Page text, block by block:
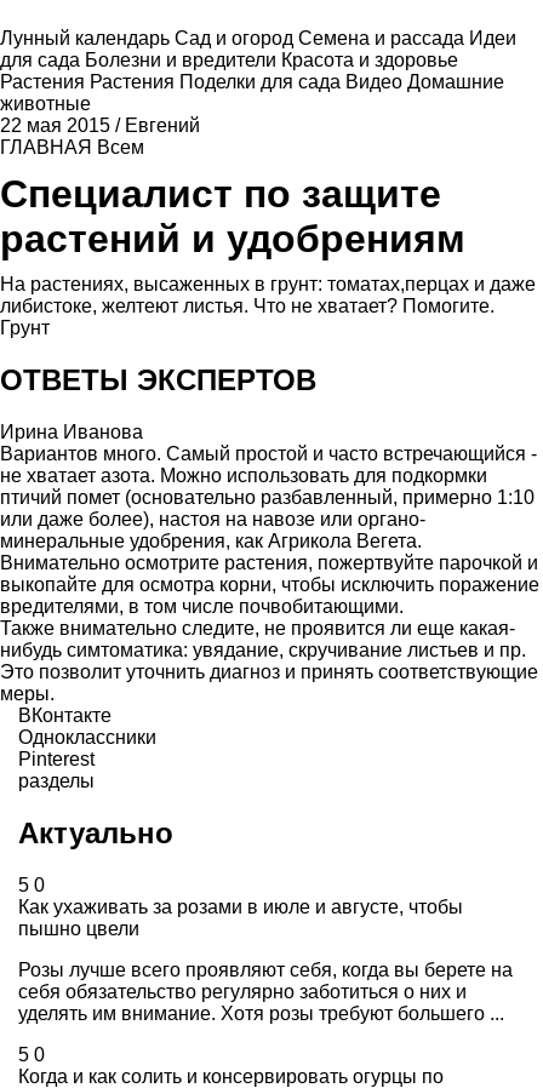
Лунный календарь Сад и огород Семена и рассада Идеи
для сада Болезни и вредители Красота и здоровье
Растения Растения Поделки для сада Видео Домашние
животные
22 мая 2015 / Евгений
ГЛАВНАЯ Всем
Специалист по защите
растений и удобрениям
На растениях, высаженных в грунт: томатах,перцах и даже
либистоке, желтеют листья. Что не хватает? Помогите.
Грунт
ОТВЕТЫ ЭКСПЕРТОВ
Ирина Иванова
Вариантов много. Самый простой и часто встречающийся -
не хватает азота. Можно использовать для подкормки
птичий помет (основательно разбавленный, примерно 1:10
или даже более), настоя на навозе или органо-
минеральные удобрения, как Агрикола Вегета.
Внимательно осмотрите растения, пожертвуйте парочкой и
выкопайте для осмотра корни, чтобы исключить поражение
вредителями, в том числе почвобитающими.
Также внимательно следите, не проявится ли еще какая-
нибудь симтоматика: увядание, скручивание листьев и пр.
Это позволит уточнить диагноз и принять соответствующие
меры.
ВКонтакте
Одноклассники
Pinterest
разделы
Актуально
5 0
Как ухаживать за розами в июле и августе, чтобы
пышно цвели
Розы лучше всего проявляют себя, когда вы берете на
себя обязательство регулярно заботиться о них и
уделять им внимание. Хотя розы требуют большего ...
5 0
Когда и как солить и консервировать огурцы по